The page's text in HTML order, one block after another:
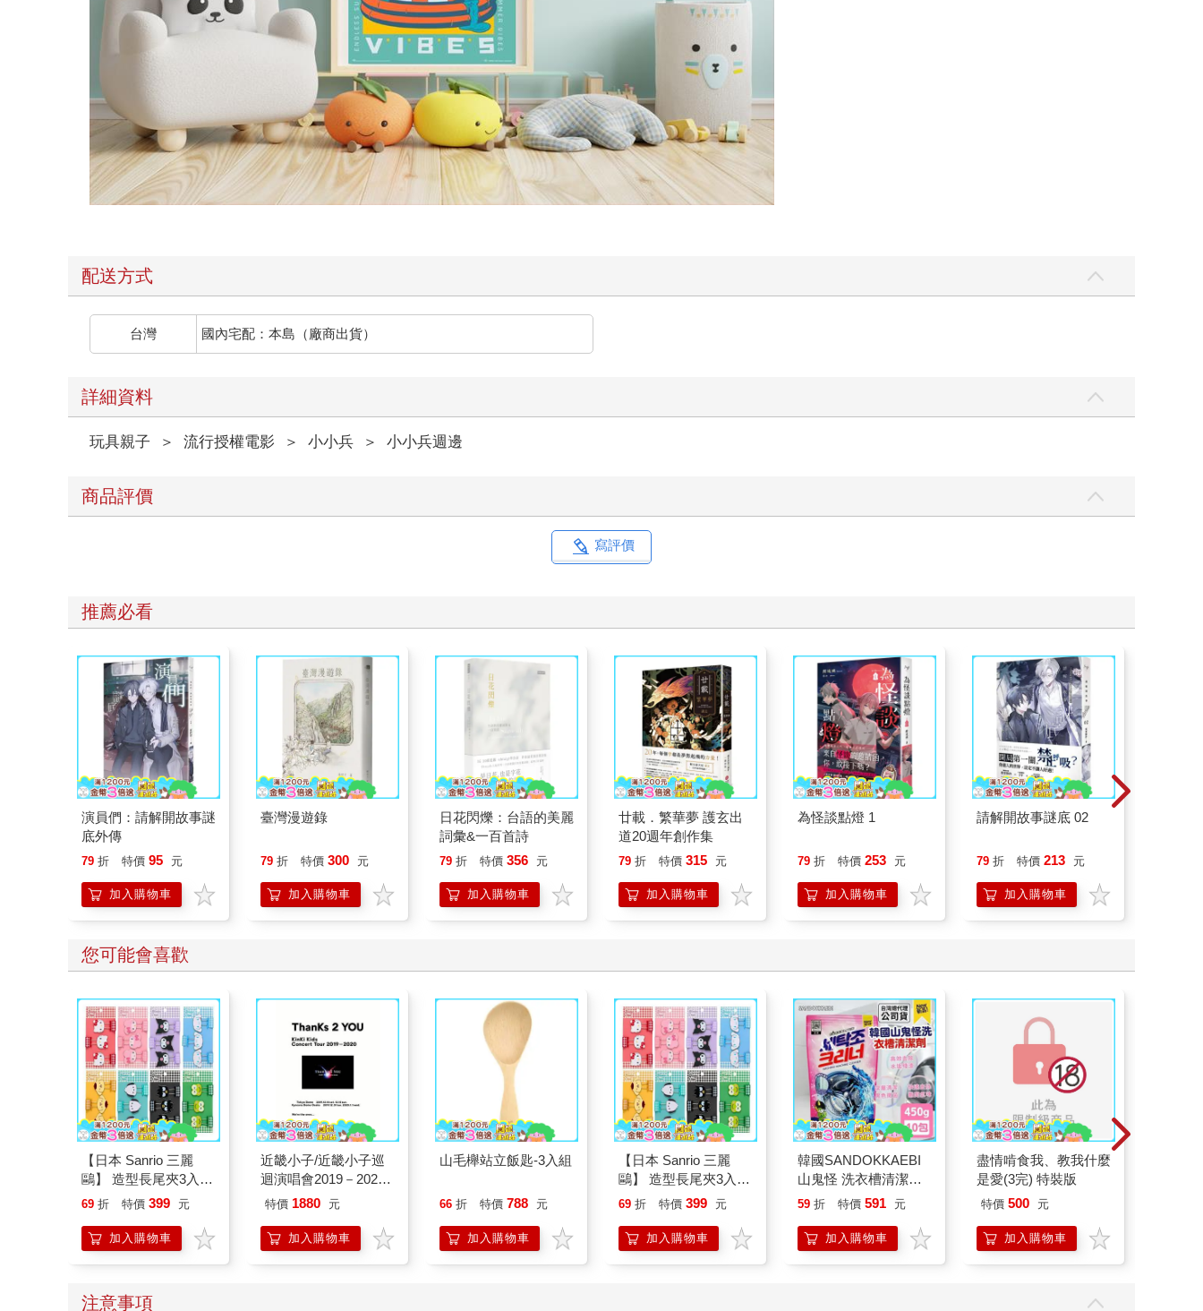
配送方式
台灣 國內宅配：本島（廠商出貨）
詳細資料
玩具親子 ＞ 流行授權電影 ＞ 小小兵 ＞ 小小兵週邊
商品評價
寫評價
推薦必看
演員們：請解開故事謎
底外傳
79 折 特價 95 元
加入購物車
臺灣漫遊錄
79 折 特價 300 元
加入購物車
日花閃爍：台語的美麗
詞彙&一百首詩
79 折 特價 356 元
加入購物車
廿載．繁華夢 護玄出
道20週年創作集
79 折 特價 315 元
加入購物車
為怪談點燈 1
79 折 特價 253 元
加入購物車
請解開故事謎底 02
79 折 特價 213 元
加入購物車
您可能會喜歡
【日本 Sanrio 三麗
鷗】 造型長尾夾3入組
(8款可選) 凱蒂貓 Hello
企鵝
69 折 特價 399 元
加入購物車
近畿小子/近畿小子巡
迴演唱會2019－2020
ThanKs 2 YOU 藍光初
特價 1880 元
加入購物車
山毛櫸站立飯匙-3入組
66 折 特價 788 元
加入購物車
【日本 Sanrio 三麗
鷗】 造型長尾夾3入組
(8款可選) 凱蒂貓 Hello
企鵝
69 折 特價 399 元
加入購物車
韓國SANDOKKAEBI
山鬼怪 洗衣槽清潔劑
450公克-10包組
59 折 特價 591 元
加入購物車
盡情啃食我、教我什麼
是愛(3完) 特裝版
特價 500 元
加入購物車
注意事項